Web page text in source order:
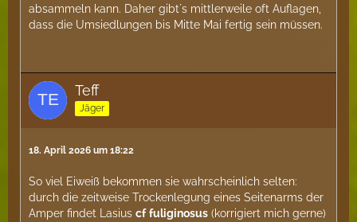
absammeln kann. Daher gibt´s mittlerweile oft Auflagen,
dass die Umsiedlungen bis Mitte Mai fertig sein müssen.
Teff
Jäger
18. April 2026 um 18:22
So viel Eiweiß bekommen sie wahrscheinlich selten:
durch die zeitweise Trockenlegung eines Seitenarms der
Amper findet Lasius cf fuliginosus (korrigiert mich gerne)